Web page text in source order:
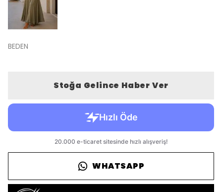
BEDEN
Stoğa Gelince Haber Ver
WHATSAPP